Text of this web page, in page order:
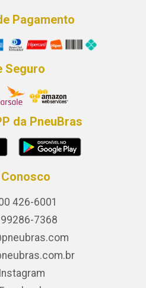
Pagamento
Seguro
da PneuBras
426-6001
7368
Instagram